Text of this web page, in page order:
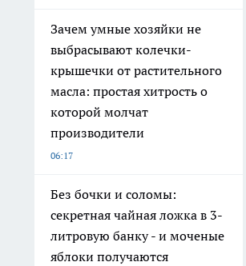
Зачем умные хозяйки не
выбрасывают колечки-
крышечки от растительного
масла: простая хитрость о
которой молчат
производители
06:17
Без бочки и соломы:
секретная чайная ложка в 3-
литровую банку - и моченые
яблоки получаются